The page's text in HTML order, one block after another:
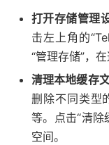
打开存储管理
击左上角的
“管理存储”，
清理本地缓存文
删除不同类型
等。点击“清除
空间。